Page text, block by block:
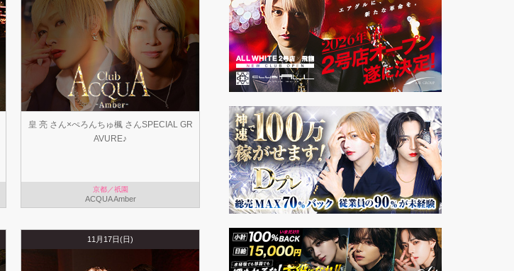
皇 亮 さん×ぺろんちゅ楓 さんSPECIAL GR
AVURE♪
京都／祇園
ACQUA Amber
11月17日(日)